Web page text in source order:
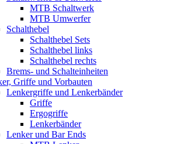
MTB Schaltwerk
MTB Umwerfer
Schalthebel
Schalthebel Sets
Schalthebel links
Schalthebel rechts
Brems- und Schalteinheiten
Griffe und Vorbauten
Lenkergriffe und Lenkerbänder
Griffe
Ergogriffe
Lenkerbänder
Lenker und Bar Ends